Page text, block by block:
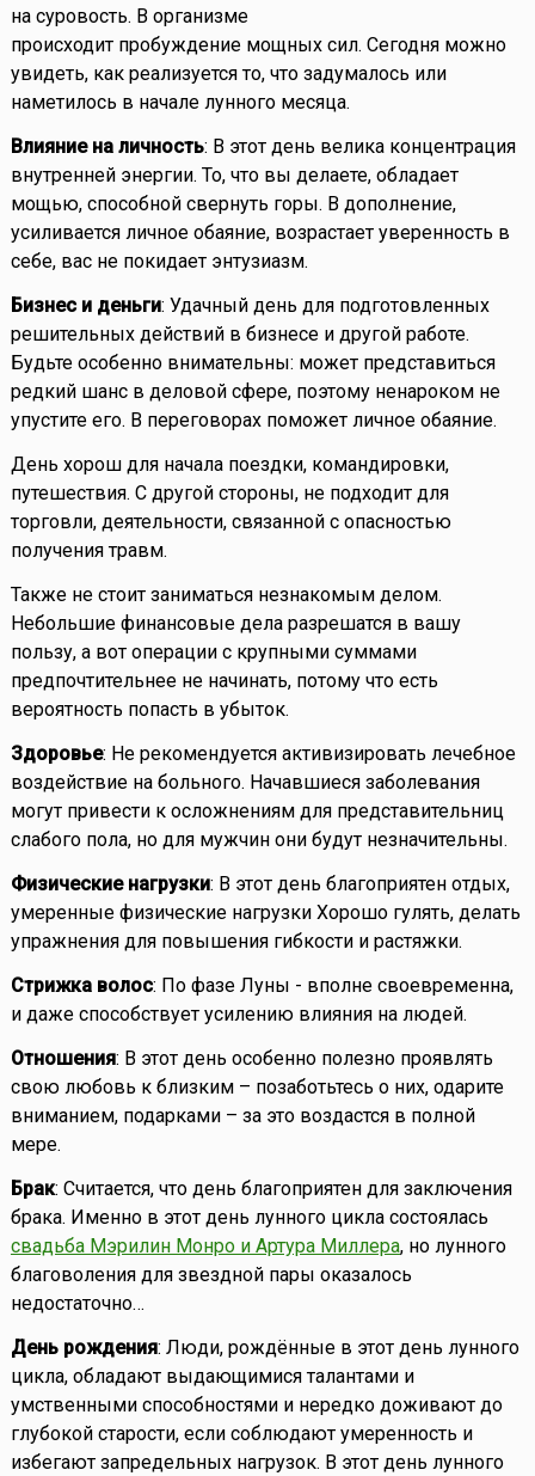
на суровость. В организме
происходит пробуждение мощных сил. Сегодня можно
увидеть, как реализуется то, что задумалось или
наметилось в начале лунного месяца.
Влияние на личность: В этот день велика концентрация
внутренней энергии. То, что вы делаете, обладает
мощью, способной свернуть горы. В дополнение,
усиливается личное обаяние, возрастает уверенность в
себе, вас не покидает энтузиазм.
Бизнес и деньги: Удачный день для подготовленных
решительных действий в бизнесе и другой работе.
Будьте особенно внимательны: может представиться
редкий шанс в деловой сфере, поэтому ненароком не
упустите его. В переговорах поможет личное обаяние.
День хорош для начала поездки, командировки,
путешествия. С другой стороны, не подходит для
торговли, деятельности, связанной с опасностью
получения травм.
Также не стоит заниматься незнакомым делом.
Небольшие финансовые дела разрешатся в вашу
пользу, а вот операции с крупными суммами
предпочтительнее не начинать, потому что есть
вероятность попасть в убыток.
Здоровье: Не рекомендуется активизировать лечебное
воздействие на больного. Начавшиеся заболевания
могут привести к осложнениям для представительниц
слабого пола, но для мужчин они будут незначительны.
Физические нагрузки: В этот день благоприятен отдых,
умеренные физические нагрузки Хорошо гулять, делать
упражнения для повышения гибкости и растяжки.
Стрижка волос: По фазе Луны - вполне своевременна,
и даже способствует усилению влияния на людей.
Отношения: В этот день особенно полезно проявлять
свою любовь к близким – позаботьтесь о них, одарите
вниманием, подарками – за это воздастся в полной
мере.
Брак: Считается, что день благоприятен для заключения
брака. Именно в этот день лунного цикла состоялась
свадьба Мэрилин Монро и Артура Миллера, но лунного
благоволения для звездной пары оказалось
недостаточно…
День рождения: Люди, рождённые в этот день лунного
цикла, обладают выдающимися талантами и
умственными способностями и нередко доживают до
глубокой старости, если соблюдают умеренность и
избегают запредельных нагрузок. В этот день лунного